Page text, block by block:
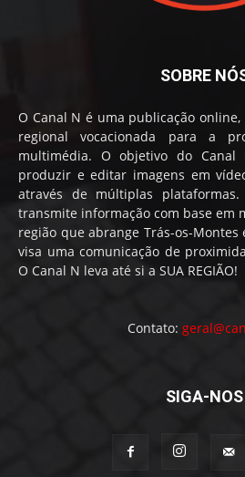
SOBRE
O Canal N é uma publicação
regional vocacionada para a
multimédia. O objetivo do
produzir e editar imagens em
através de múltiplas
transmite informação com base em
região que abrange Trás-os-Montes
visa uma comunicação de
O Canal N leva até si a SUA REGIÃO!
Contato:
SIGA-NOS